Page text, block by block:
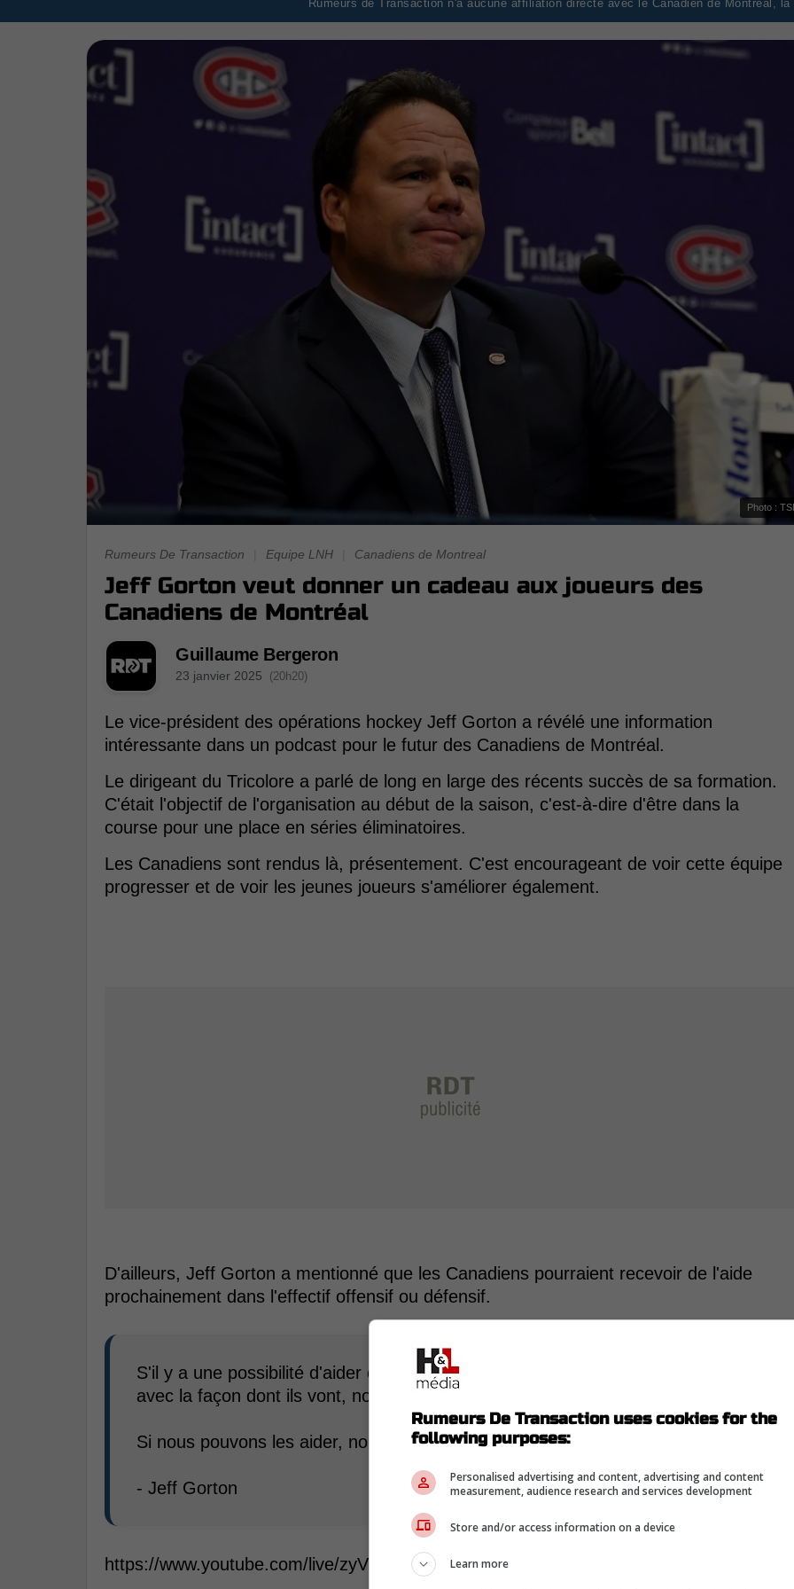
Rumeurs de Transaction n'a aucune affiliation directe avec le Canadien de Montréal, la
Photo :
Rumeurs De Transaction Equipe LNH Canadiens de Montreal
Jeff Gorton veut donner un cadeau aux joueurs des
Canadiens de Montréal
Guillaume Bergeron
23 janvier 2025 (20h20)
Le vice-président des opérations hockey Jeff Gorton a révélé une information
intéressante dans un podcast pour le futur des Canadiens de Montréal.
Le dirigeant du Tricolore a parlé de long en large des récents succès de sa formation.
C'était l'objectif de l'organisation au début de la saison, c'est-à-dire d'être dans la
course pour une place en séries éliminatoires.
Les Canadiens sont rendus là, présentement. C'est encourageant de voir cette équipe
progresser et de voir les jeunes joueurs s'améliorer également.
D'ailleurs, Jeff Gorton a mentionné que les Canadiens pourraient recevoir de l'aide
prochainement dans l'effectif offensif ou défensif.
S'il y a une possibilité d'aider ces gars-là parce qu'ils le méritent en ce moment
avec la façon dont ils vont, nous allons y réfléchir.
Si nous pouvons les aider, nous allons évaluer nos options.
- Jeff Gorton
https://www.youtube.com/live/zyV6m8V2lRM?si=LkhskvaCsmoJl487
Rumeurs De Transaction uses cookies for the
following purposes:
Personalised advertising and content, advertising and content
measurement, audience research and services development
Store and/or access information on a device
Learn more